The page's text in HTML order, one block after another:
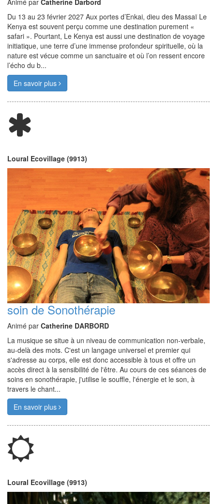
Animé par Catherine Darbord
Du 13 au 23 février 2027 Aux portes d’Enkai, dieu des Massaï Le
Kenya est souvent perçu comme une destination purement «
safari ». Pourtant, Le Kenya est aussi une destination de voyage
initiatique, une terre d’une immense profondeur spirituelle, où la
nature est vécue comme un sanctuaire et où l’on ressent encore
l’écho du b...
En savoir plus
Loural Ecovillage (9913)
soin de Sonothérapie
Animé par Catherine DARBORD
La musique se situe à un niveau de communication non-verbale,
au-delà des mots. C'est un langage universel et premier qui
s'adresse au corps, elle est donc accessible à tous et offre un
accès direct à la sensibilité de l'être. Au cours de ces séances de
soins en sonothérapie, j'utilise le souffle, l'énergie et le son, à
travers le chant...
En savoir plus
Loural Ecovillage (9913)